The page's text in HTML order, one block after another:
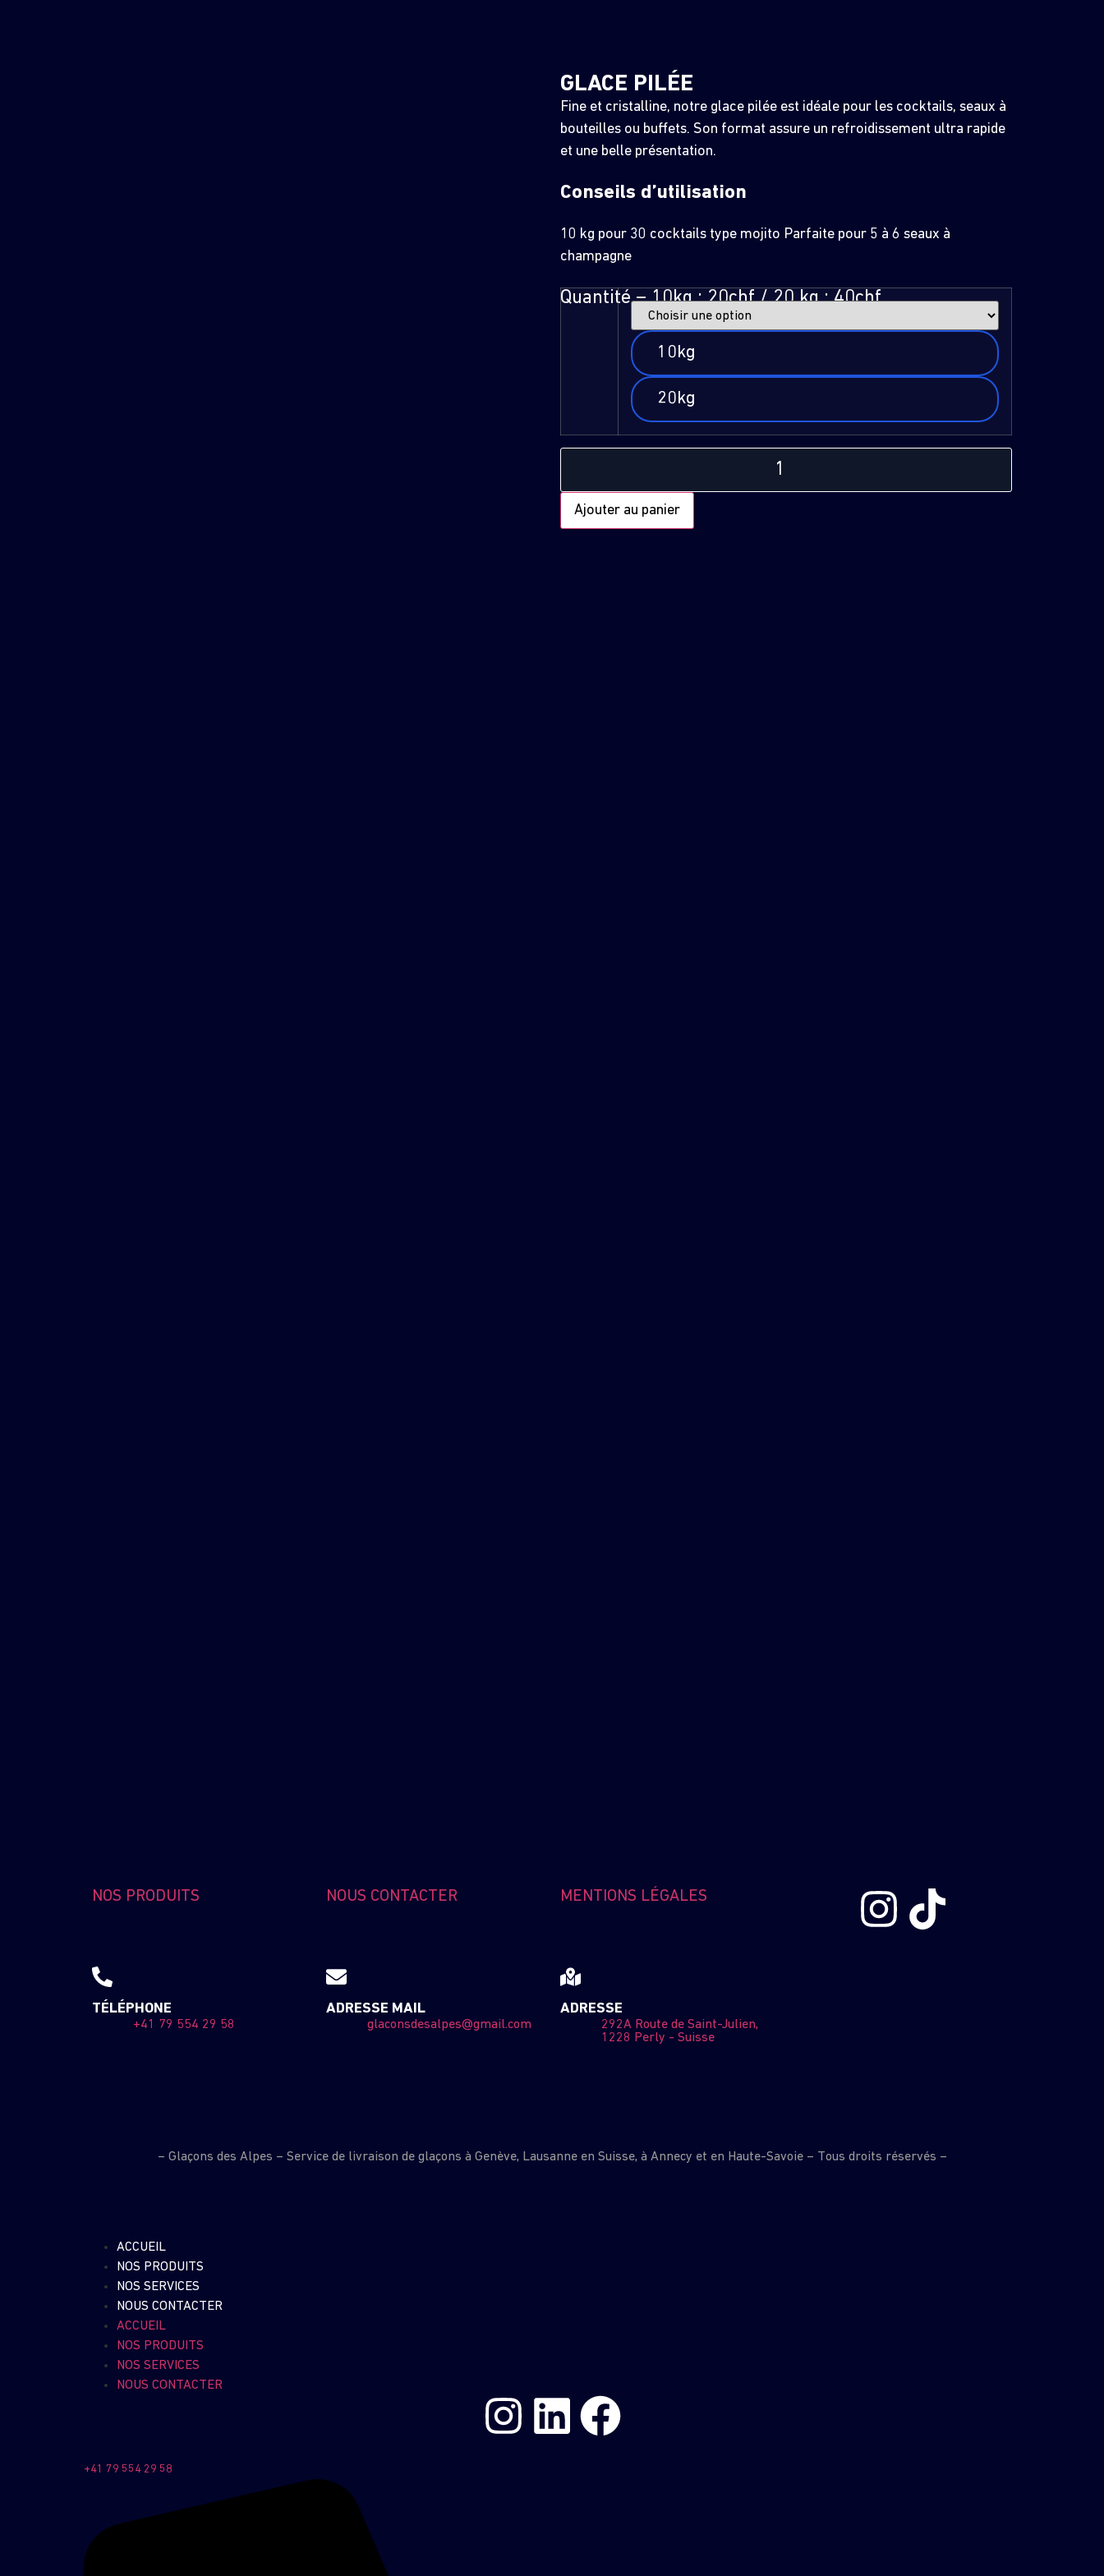
GLACE PILÉE
Fine et cristalline, notre glace pilée est idéale pour les cocktails, seaux à
bouteilles ou buffets. Son format assure un refroidissement ultra rapide
et une belle présentation.
Conseils d’utilisation
10 kg pour 30 cocktails type mojito Parfaite pour 5 à 6 seaux à
champagne
Quantité – 10kg : 20chf / 20 kg : 40chf
10kg
20kg
Ajouter au panier
NOS PRODUITS
TÉLÉPHONE
+41 79 554 29 58
NOUS CONTACTER
ADRESSE MAIL
glaconsdesalpes@gmail.com
MENTIONS LÉGALES
ADRESSE
292A Route de Saint-Julien,
1228 Perly - Suisse
– Glaçons des Alpes – Service de livraison de glaçons à Genève, Lausanne en Suisse, à Annecy et en Haute-Savoie – Tous droits réservés –
ACCUEIL
NOS PRODUITS
NOS SERVICES
NOUS CONTACTER
ACCUEIL
NOS PRODUITS
NOS SERVICES
NOUS CONTACTER
+41 79 554 29 58